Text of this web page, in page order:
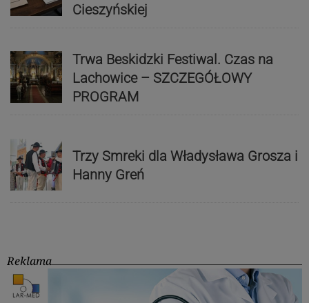
Cieszyńskiej
Trwa Beskidzki Festiwal. Czas na
Lachowice – SZCZEGÓŁOWY
PROGRAM
Trzy Smreki dla Władysława Grosza i
Hanny Greń
Reklama